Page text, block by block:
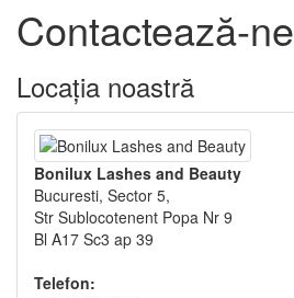
Contactează-ne
Locația noastră
Bonilux Lashes and Beauty
Bucuresti, Sector 5,
Str Sublocotenent Popa Nr 9
Bl A17 Sc3 ap 39
Telefon: